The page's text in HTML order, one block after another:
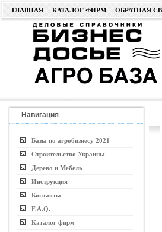
ГЛАВНАЯ КАТАЛОГ ФИРМ ОБРАТНАЯ
Навигация
Базы по агробизнесу 2021
Строительство Украины
Дерево и Мебель
Инструкция
Контакты
F.A.Q.
Каталог фирм